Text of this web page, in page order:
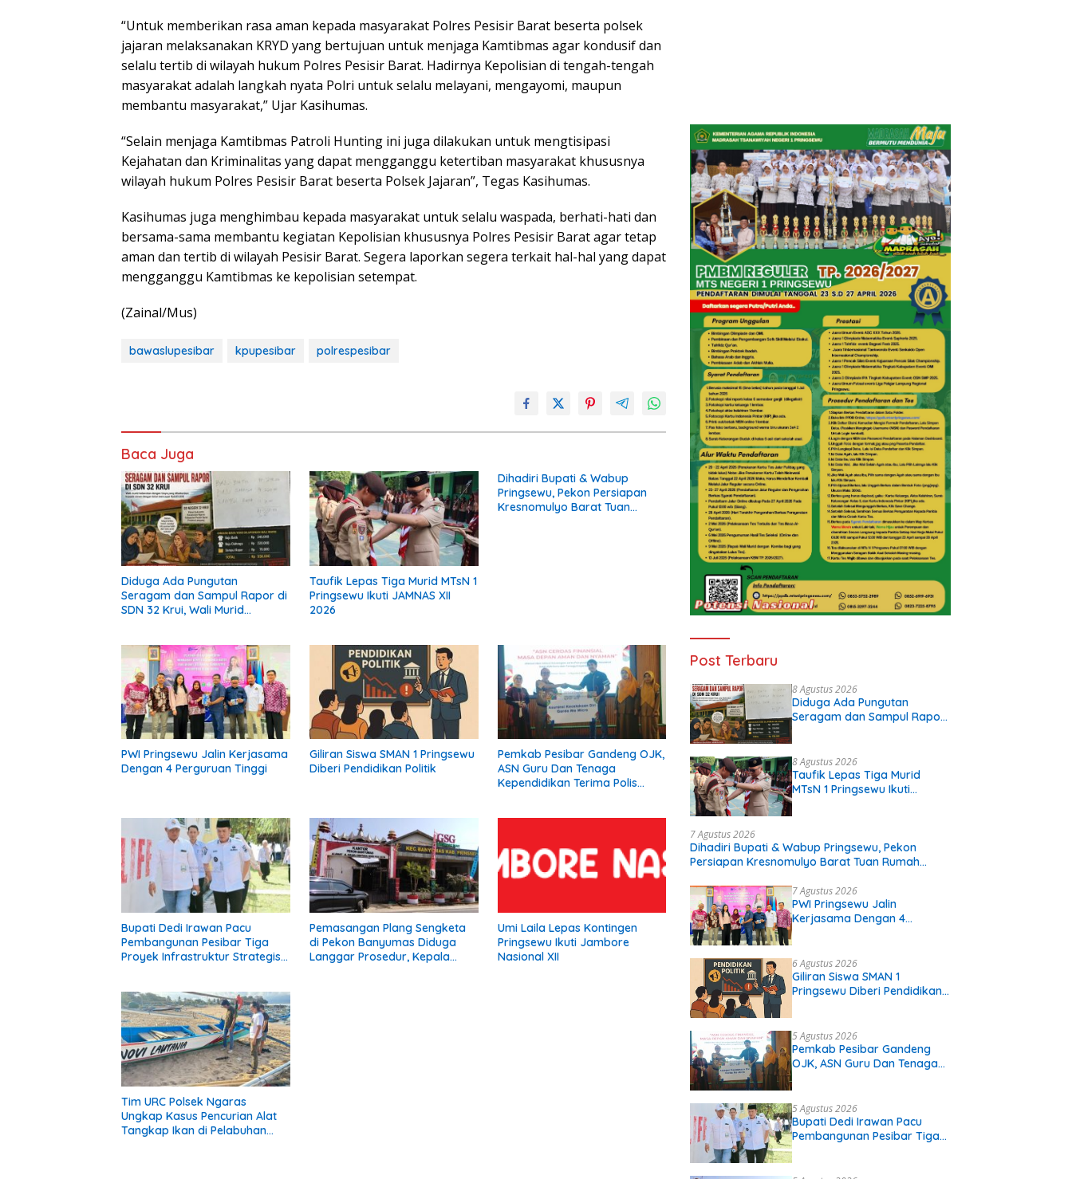
“Untuk memberikan rasa aman kepada masyarakat Polres Pesisir Barat beserta polsek
jajaran melaksanakan KRYD yang bertujuan untuk menjaga Kamtibmas agar kondusif dan
selalu tertib di wilayah hukum Polres Pesisir Barat. Hadirnya Kepolisian di tengah-tengah
masyarakat adalah langkah nyata Polri untuk selalu melayani, mengayomi, maupun
membantu masyarakat,” Ujar Kasihumas.
“Selain menjaga Kamtibmas Patroli Hunting ini juga dilakukan untuk mengtisipasi
Kejahatan dan Kriminalitas yang dapat mengganggu ketertiban masyarakat khususnya
wilayah hukum Polres Pesisir Barat beserta Polsek Jajaran”, Tegas Kasihumas.
Kasihumas juga menghimbau kepada masyarakat untuk selalu waspada, berhati-hati dan
bersama-sama membantu kegiatan Kepolisian khususnya Polres Pesisir Barat agar tetap
aman dan tertib di wilayah Pesisir Barat. Segera laporkan segera terkait hal-hal yang dapat
mengganggu Kamtibmas ke kepolisian setempat.
(Zainal/Mus)
bawaslupesibar kpupesibar polrespesibar
Baca Juga
Diduga Ada Pungutan
Seragam dan Sampul Rapor di
SDN 32 Krui, Wali Murid
Taufik Lepas Tiga Murid MTsN 1
Pringsewu Ikuti JAMNAS XII
2026
Dihadiri Bupati & Wabup
Pringsewu, Pekon Persiapan
Kresnomulyo Barat Tuan
PWI Pringsewu Jalin Kerjasama
Dengan 4 Perguruan Tinggi
Giliran Siswa SMAN 1 Pringsewu
Diberi Pendidikan Politik
Pemkab Pesibar Gandeng OJK,
ASN Guru Dan Tenaga
Kependidikan Terima Polis
Bupati Dedi Irawan Pacu
Pembangunan Pesibar Tiga
Proyek Infrastruktur Strategis
Pemasangan Plang Sengketa
di Pekon Banyumas Diduga
Langgar Prosedur, Kepala
Umi Laila Lepas Kontingen
Pringsewu Ikuti Jambore
Nasional XII
Tim URC Polsek Ngaras
Ungkap Kasus Pencurian Alat
Tangkap Ikan di Pelabuhan
Post Terbaru
8 Agustus 2026
Diduga Ada Pungutan
Seragam dan Sampul Rapor
per Siswa
8 Agustus 2026
Taufik Lepas Tiga Murid
MTsN 1 Pringsewu Ikuti
7 Agustus 2026
Dihadiri Bupati & Wabup Pringsewu, Pekon
Persiapan Kresnomulyo Barat Tuan Rumah
7 Agustus 2026
PWI Pringsewu Jalin
Kerjasama Dengan 4
6 Agustus 2026
Giliran Siswa SMAN 1
Pringsewu Diberi Pendidikan
5 Agustus 2026
Pemkab Pesibar Gandeng
OJK, ASN Guru Dan Tenaga
5 Agustus 2026
Bupati Dedi Irawan Pacu
Pembangunan Pesibar Tiga